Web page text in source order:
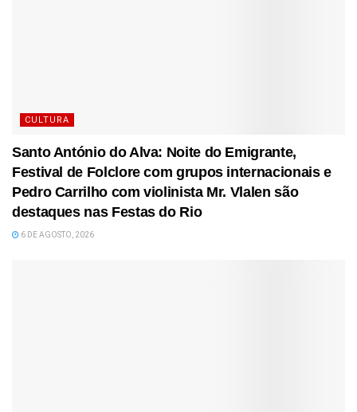
CULTURA
Santo António do Alva: Noite do Emigrante,
Festival de Folclore com grupos internacionais e
Pedro Carrilho com violinista Mr. Vlalen são
destaques nas Festas do Rio
6 DE AGOSTO, 2026